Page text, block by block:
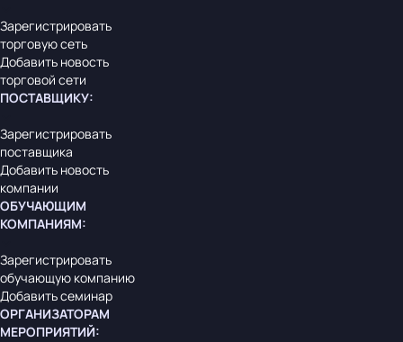
Зарегистрировать
торговую сеть
Добавить новость
торговой сети
ПОСТАВЩИКУ:
Зарегистрировать
поставщика
Добавить новость
компании
ОБУЧАЮЩИМ
КОМПАНИЯМ:
Зарегистрировать
обучающую компанию
Добавить семинар
ОРГАНИЗАТОРАМ
МЕРОПРИЯТИЙ: